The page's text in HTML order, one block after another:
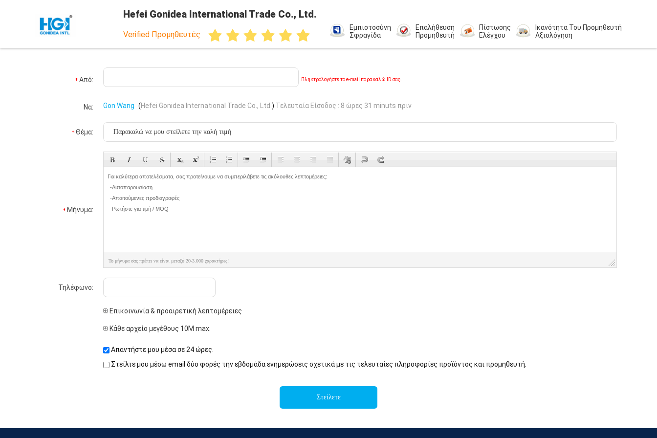
Hefei Gonidea International Trade Co., Ltd.
Verified Προμηθευτές
Εμπιστοσύνη
Σφραγίδα
Επαλήθευση
Προμηθευτή
Πίστωσης
Ελέγχου
Ικανότητα Του Προμηθευτή
Αξιολόγηση
Από: Πληκτρολογήστε το e-mail παρακαλώ ID σας.
Να: Gon Wang (Hefei Gonidea International Trade Co., Ltd. ) Τελευταία Είσοδος : 8 ώρες 31 minuts πριν
Θέμα:
Μήνυμα:
Το μήνυμα σας πρέπει να είναι μεταξύ 20-3.000 χαρακτήρες!
Τηλέφωνο:
Επικοινωνία & προαιρετική λεπτομέρειες
Κάθε αρχείο μεγέθους 10M max.
Απαντήστε μου μέσα σε 24 ώρες.
Στείλτε μου μέσω email δύο φορές την εβδομάδα ενημερώσεις σχετικά με τις τελευταίες πληροφορίες προϊόντος και προμηθευτή.